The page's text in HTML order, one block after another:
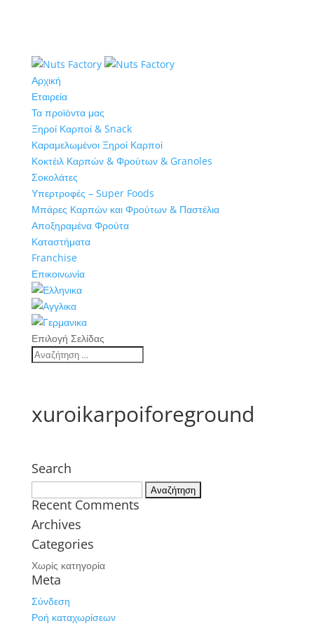
Αρχική
Εταιρεία
Τα προϊόντα μας
Ξηροί Καρποί & Snack
Καραμελωμένοι Ξηροί Καρποί
Κοκτέιλ Καρπών & Φρούτων & Granoles
Σοκολάτες
Υπερτροφές – Super Foods
Μπάρες Καρπών και Φρούτων & Παστέλια
Αποξηραμένα Φρούτα
Καταστήματα
Franchise
Επικοινωνία
Επιλογή Σελίδας
xuroikarpoiforeground
Search
για:
Recent Comments
Archives
Categories
Χωρίς κατηγορία
Meta
Σύνδεση
Ροή καταχωρίσεων